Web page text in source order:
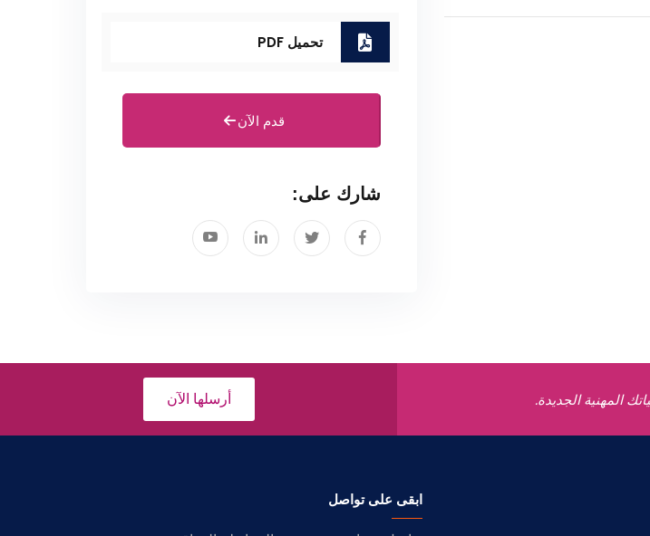
تحميل PDF
قدم الآن
شارك على:
المهنية الجديدة. أرسلها الآن
ابقى على تواصل